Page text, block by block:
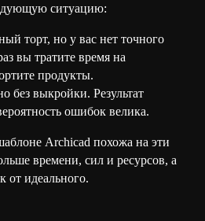
ситуацию:
торт, но у вас нет точного
вы тратите время на
продукты.
без выкройки. Результат
ошибок велика.
Archicad похожа на эти
времени, сил и ресурсов, а
от идеального.